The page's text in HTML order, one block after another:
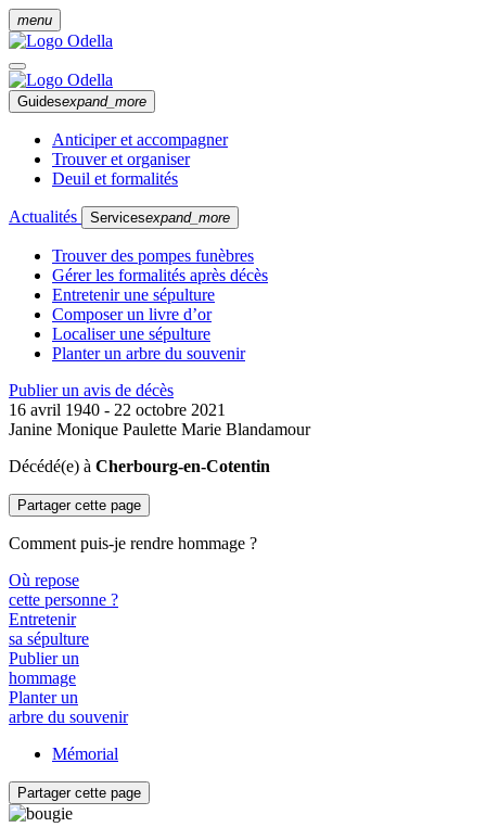
menu
Guidesexpand_more
Anticiper et accompagner
Trouver et organiser
Deuil et formalités
Actualités Servicesexpand_more
Trouver des pompes funèbres
Gérer les formalités après décès
Entretenir une sépulture
Composer un livre d’or
Localiser une sépulture
Planter un arbre du souvenir
Publier un avis de décès
16 avril 1940 - 22 octobre 2021
Janine Monique Paulette Marie Blandamour
Décédé(e) à Cherbourg-en-Cotentin
Partager cette page
Comment puis-je rendre hommage ?
Où repose
cette personne ?
Entretenir
sa sépulture
Publier un
hommage
Planter un
arbre du souvenir
Mémorial
Partager cette page